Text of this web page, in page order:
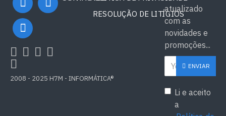
2008 - 2025 H7M - INFORMÁTICA®
RESOLUÇÃO DE LITÍGIOS
atualizado
com as
novidades e
promoções...
ENVIAR
Li e aceito
a